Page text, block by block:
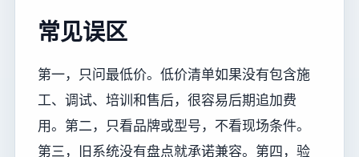
常见误区
第一，只问最低价。低价清单如果没有包含施
工、调试、培训和售后，很容易后期追加费
用。第二，只看品牌或型号，不看现场条件。
第三，旧系统没有盘点就承诺兼容。第四，验